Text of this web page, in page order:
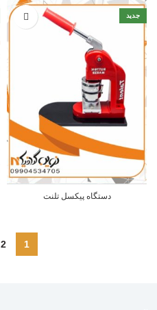
جدید
دستگاه پیکسل تلنت
1
2